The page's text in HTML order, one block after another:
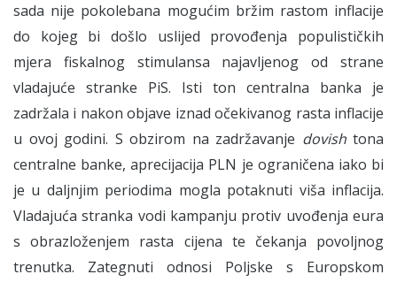
sada nije pokolebana mogućim bržim rastom inflacije
do kojeg bi došlo uslijed provođenja populističkih
mjera fiskalnog stimulansa najavljenog od strane
vladajuće stranke PiS. Isti ton centralna banka je
zadržala i nakon objave iznad očekivanog rasta inflacije
u ovoj godini. S obzirom na zadržavanje dovishtona
centralne banke, aprecijacija PLN je ograničena iako bi
je u daljnjim periodima mogla potaknuti viša inflacija.
Vladajuća stranka vodi kampanju protiv uvođenja eura
s obrazloženjem rasta cijena te čekanja povoljnog
trenutka. Zategnuti odnosi Poljske s Europskom